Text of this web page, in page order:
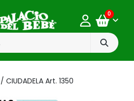
0
/ CIUDADELA Art. 1350